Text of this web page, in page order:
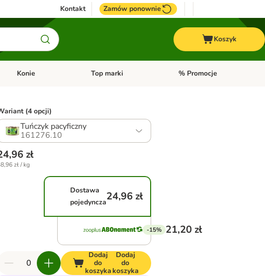
Kontakt Zamów ponownie
Koszyk
Akwarystyka
Otwórz menu kategorii: Ptaki
Konie Otwórz menu kategorii: Konie
Top marki Otwórz menu kategorii: Top
% Promocje
(4 opcji)
Tuńczyk pacyficzny
161276.10
zł
zł / kg
Dostawa
pojedyncza24,96 zł
-15% 21,20 zł
Dodaj
do
koszyka
Dodaj
do
koszyka